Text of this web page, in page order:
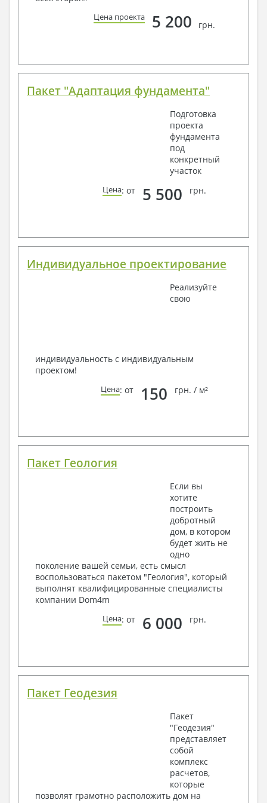
по viber, e-mail, телефон -
Цена проекта 5 200 грн.
Пакет "Адаптация фундамента"
Подготовка
проекта
фундамента
под
конкретный
участок
Цена: от 5 500 грн.
Индивидуальное проектирование
Реализуйте
свою
индивидуальность с индивидуальным
проектом!
Цена: от 150 грн. / м²
Пакет Геология
Если вы
хотите
построить
добротный
дом, в котором
будет жить не
одно
поколение вашей семьи, есть смысл
воспользоваться пакетом "Геология", который
выполнят квалифицированные специалисты
компании Dom4m
Цена: от 6 000 грн.
Пакет Геодезия
Пакет
"Геодезия"
представляет
собой
комплекс
расчетов,
которые
позволят грамотно расположить дом на